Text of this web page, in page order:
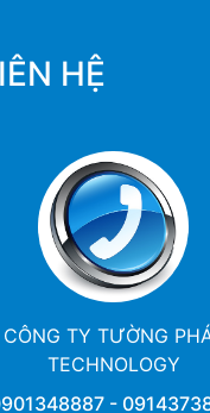
HỆ
CÔNG TY TƯỜNG
TECHNOLOGY
-